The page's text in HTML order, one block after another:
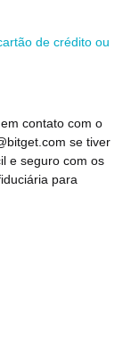
de crédito ou
contato com o
se tiver
e seguro com os
para